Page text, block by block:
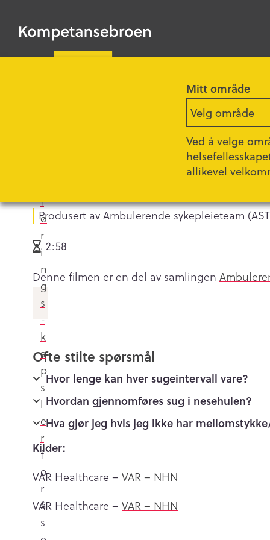
Mitt område
Velg område
Ved å velge
allikevel
HOVEDINNHOLD
Kompetansebroen
Sug av øvre
Produsert av Ambulerende sykepleieteam
2:58
Denne filmen er en del av samlingen
d
f
ø
r
i
n
g
s
­
k
a
p
s
l
e
r
f
o
r
å
s
Ofte stilte spørsmål
Hvor lenge kan hver sugeintervall vare?
Hvordan gjennomføres sug i nesehulen?
Hva gjør jeg hvis jeg ikke har
Kilder:
VAR Healthcare – VAR – NHN
VAR Healthcare – VAR – NHN